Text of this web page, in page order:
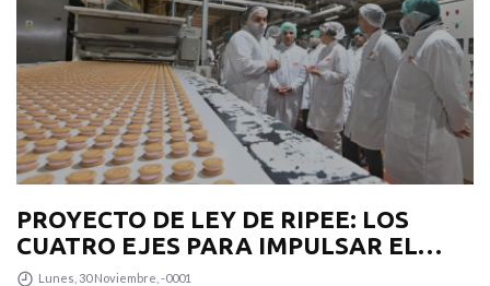
PROYECTO DE LEY DE RIPEE: LOS
CUATRO EJES PARA IMPULSAR EL
DESARROLLO PRODUCTIVO EN LA
Lunes, 30 Noviembre, -0001